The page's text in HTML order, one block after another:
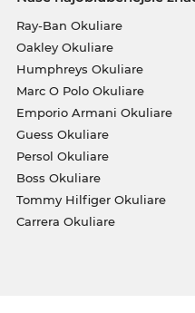
Ray-Ban Okuliare
Oakley Okuliare
Humphreys Okuliare
Marc O Polo Okuliare
Emporio Armani Okuliare
Guess Okuliare
Persol Okuliare
Boss Okuliare
Tommy Hilfiger Okuliare
Carrera Okuliare